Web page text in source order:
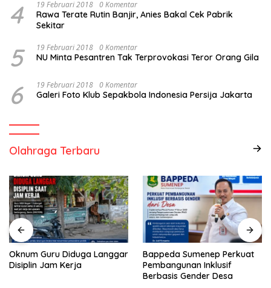
4 19 Februari 2018 0 Komentar
Rawa Terate Rutin Banjir, Anies Bakal Cek Pabrik
Sekitar
5 19 Februari 2018 0 Komentar
NU Minta Pesantren Tak Terprovokasi Teror Orang Gila
6 19 Februari 2018 0 Komentar
Galeri Foto Klub Sepakbola Indonesia Persija Jakarta
Olahraga Terbaru
Oknum Guru Diduga Langgar
Disiplin Jam Kerja
Bappeda Sumenep Perkuat
Pembangunan Inklusif
Berbasis Gender Desa